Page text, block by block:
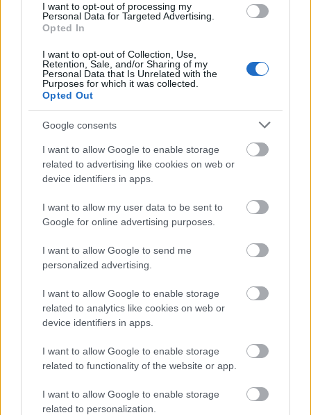
I want to opt-out of processing my
Personal Data for Targeted Advertising.
Opted In
I want to opt-out of Collection, Use,
Retention, Sale, and/or Sharing of my
Personal Data that Is Unrelated with the
Purposes for which it was collected.
Opted Out
Google consents
I want to allow Google to enable storage
related to advertising like cookies on web or
device identifiers in apps.
I want to allow my user data to be sent to
Google for online advertising purposes.
I want to allow Google to send me
personalized advertising.
I want to allow Google to enable storage
related to analytics like cookies on web or
device identifiers in apps.
I want to allow Google to enable storage
related to functionality of the website or app.
I want to allow Google to enable storage
related to personalization.
SZTÁRHÍREK
legnagyobb sztárhisztijére